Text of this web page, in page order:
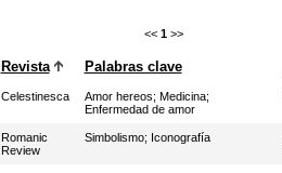
<< 1 >>
Revista Palabras clave
Celestinesca Amor hereos; Medicina;
Enfermedad de amor
Romanic
Review
Simbolismo; Iconografía